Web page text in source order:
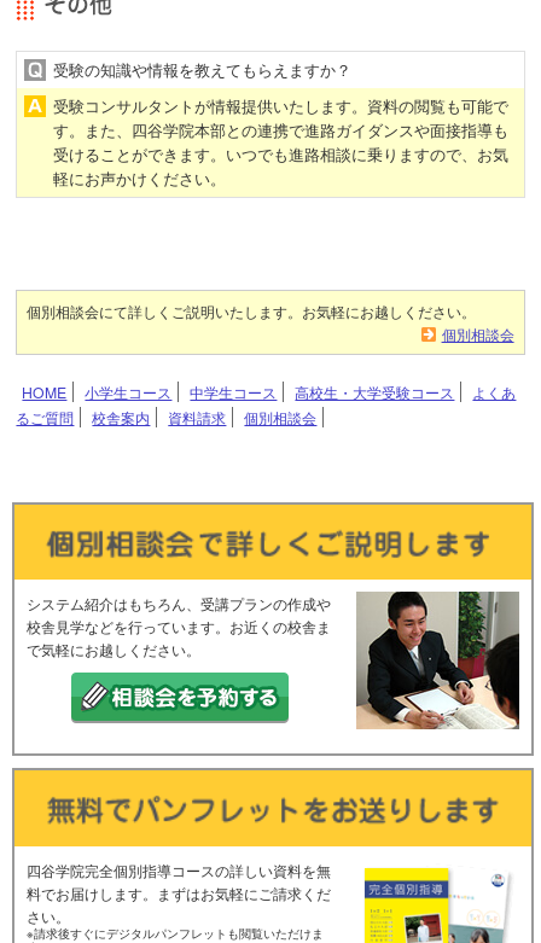
受験の知識や情報を教えてもらえますか？
受験コンサルタントが情報提供いたします。資料の閲覧も可能で
す。また、四谷学院本部との連携で進路ガイダンスや面接指導も
受けることができます。いつでも進路相談に乗りますので、お気
軽にお声かけください。
個別相談会にて詳しくご説明いたします。お気軽にお越しください。
個別相談会
HOME 小学生コース 中学生コース 高校生・大学受験コース
よくあ
るご質問
校舎案内 資料請求 個別相談会
システム紹介はもちろん、受講プランの作成や
校舎見学などを行っています。お近くの校舎ま
で気軽にお越しください。
四谷学院完全個別指導コースの詳しい資料を無
料でお届けします。まずはお気軽にご請求くだ
さい。
※請求後すぐにデジタルパンフレットも閲覧いただけま